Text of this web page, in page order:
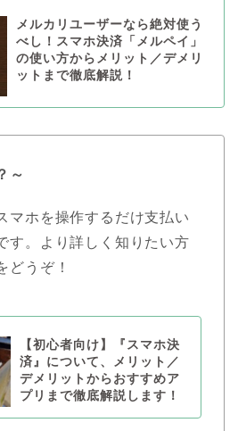
メルカリユーザーなら絶対使う
べし！スマホ決済「メルペイ」
の使い方からメリット／デメリ
ットまで徹底解説！
～
マホを操作するだけ支払い
す。より詳しく知りたい方
どうぞ！
【初心者向け】『スマホ決
済』について、メリット／
デメリットからおすすめア
プリまで徹底解説します！